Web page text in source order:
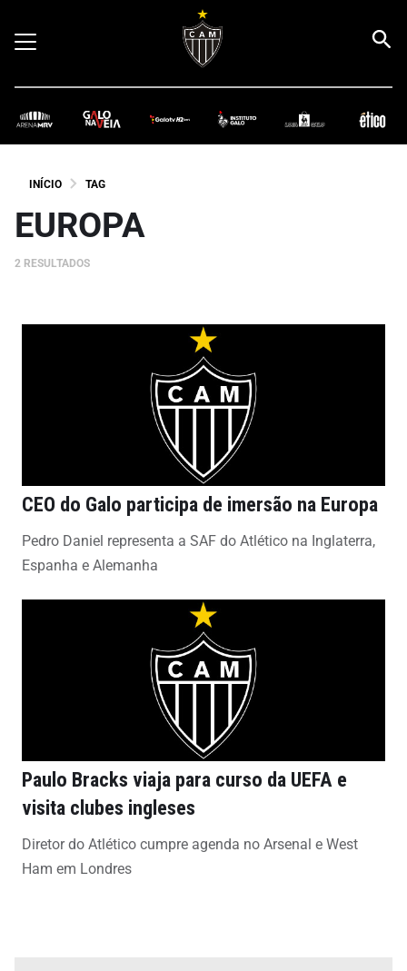
INÍCIO TAG
EUROPA
2 RESULTADOS
CEO do Galo participa de imersão na Europa
Pedro Daniel representa a SAF do Atlético na Inglaterra,
Espanha e Alemanha
Paulo Bracks viaja para curso da UEFA e
visita clubes ingleses
Diretor do Atlético cumpre agenda no Arsenal e West
Ham em Londres